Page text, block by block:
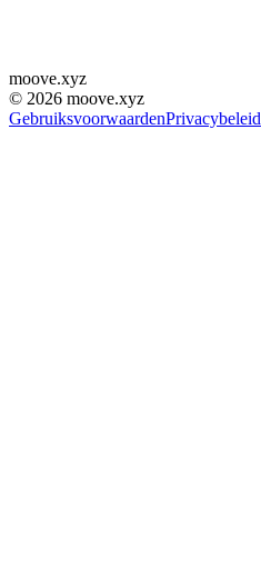
moove.xyz
© 2026 moove.xyz
GebruiksvoorwaardenPrivacybeleid